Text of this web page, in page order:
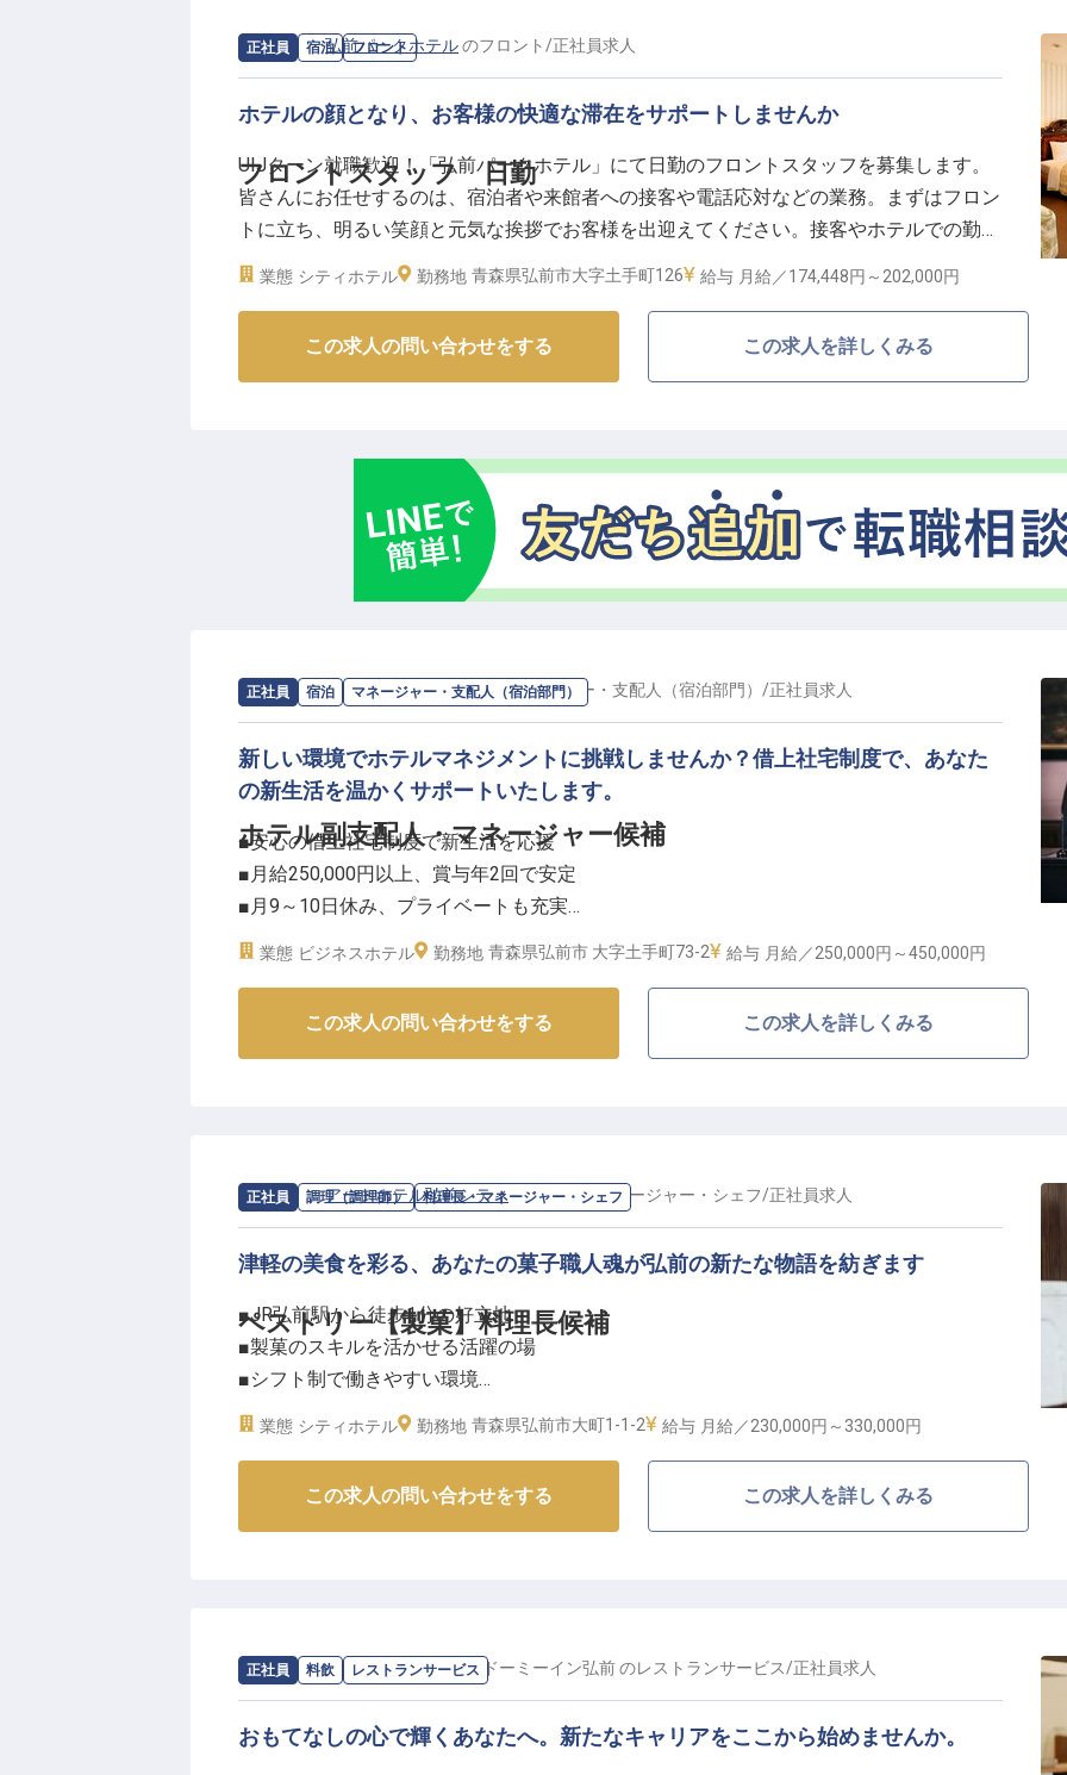
正社員 宿泊 フロント
フロントスタッフ 日勤
求人情報：弘前パークホテルのフロント /正社員求人
ホテルの顔となり、お客様の快適な滞在をサポートしませんか
UIJターン就職歓迎！「弘前パークホテル」にて日勤のフロントスタッフを募集します。
皆さんにお任せするのは、宿泊者や来館者への接客や電話応対などの業務。まずはフロン
トに立ち、明るい笑顔と元気な挨拶でお客様を出迎えてください。接客やホテルでの勤務
が初めての方も、先輩スタッフの丁寧な指導のもと一からスキルを身に付けることが可
業態 シティホテル 勤務地 青森県弘前市大字土手町126 給与 月給／174,448円～ 202,000円
この求人の問い合わせをする この求人を詳しくみる
正社員 宿泊 マネージャー・支配人（宿泊部門）
ホテル副支配人・マネージャー候補
求人情報：スマイルホテル弘前の マネージャー・支配人（宿泊部門） /正社員求人
新しい環境でホテルマネジメントに挑戦しませんか？借上社宅制度で、あなた
の新生活を温かくサポートいたします。
■安心の借上社宅制度で新生活を応援
■月給250,000円以上、賞与年2回で安定
■月9～10日休み、プライベートも充実
■ホテル運営の要としてキャリアアップ
弘前の地で、お客様に心温まるひとときを提供するホテルです。
フロント業務から売上管理、人員配置、施設維持まで、ホテル運営の多岐にわたる業務を
あなたのホスピタリティが、お客様の笑顔に繋がるやりがいを感じられる環境です。
ーー【成長を支える充実の環境と未来への道】
月給250,000円からの安定した給与に加え、年2回の賞与と年1回の昇給で、あなたの頑張
りをしっかりと評価。
借上社宅制度や従業員割引、資格取得奨励制度など、安心して長く働ける福利厚生も充実
しています。
て、理想的な環境がここにあります。
業態 ビジネスホテル 勤務地 青森県弘前市 大字土手町73-2 給与 月給／250,000円～450,000円
この求人の問い合わせをする この求人を詳しくみる
正社員 調理（調理師） 料理長・マネージャー・シェフ
ペストリー【製菓】料理長候補
求人情報：アートホテル弘前シティ の料理長・マネージャー・シェフ/正社員求人
津軽の美食を彩る、あなたの菓子職人魂が弘前の新たな物語を紡ぎます
■JR弘前駅から徒歩1分の好立地
■製菓のスキルを活かせる活躍の場
■シフト制で働きやすい環境
■資格取得支援で成長をバックアップ
弘前の玄関口に佇む「アートホテル弘前シティ」。津軽の四季折々の食材を活かした料理
とともに、お客様の記憶に残る甘い感動を創り出すのがあなたの役割ですレストラン。レ
ーー【あなたの経験と情熱を活かし、キャリアアップを実現】
製菓のプロフェッショナルとして、メニュー開発から食材発注、原価管理、そしてスタッ
業態 シティホテル 勤務地 青森県弘前市大町1-1-2 給与 月給／230,000円～ 330,000円
この求人の問い合わせをする この求人を詳しくみる
正社員 料飲 レストランサービス
求人情報：天然温泉 岩木桜の湯 ドーミーイン弘前のレストランサービス/正社員求人
おもてなしの心で輝くあなたへ。新たなキャリアをここから始めませんか。